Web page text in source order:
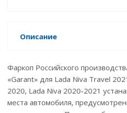
Описание
Фаркоп Российского
«Garant» для Lada Niva Travel
2020, Lada Niva 2020-2021
места автомобиля,